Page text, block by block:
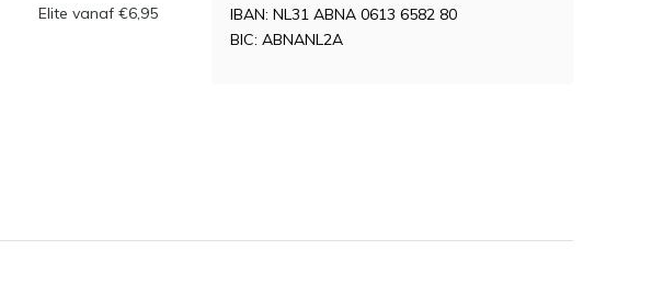
Elite vanaf €6,95
IBAN: NL31 ABNA 0613 6582 80
BIC: ABNANL2A